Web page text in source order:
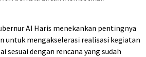
Al Haris menekankan pentingnya
untuk mengakselerasi realisasi kegiatan
sesuai dengan rencana yang sudah